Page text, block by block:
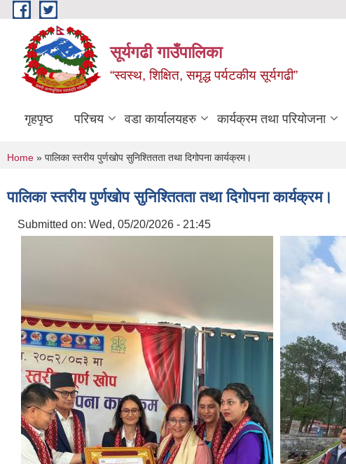
Skip to main content
सूर्यगढी गाउँपालिका
“स्वस्थ, शिक्षित, समृद्ध पर्यटकीय सूर्यगढी”
गृहपृष्ठ परिचय वडा कार्यालयहरु कार्यक्रम तथा परियोजना
You are here
Home » पालिका स्तरीय पुर्णखोप सुनिश्तितता तथा दिगोपना कार्यक्रम।
पालिका स्तरीय पुर्णखोप सुनिश्तितता तथा दिगोपना कार्यक्रम।
Submitted on: Wed, 05/20/2026 - 21:45